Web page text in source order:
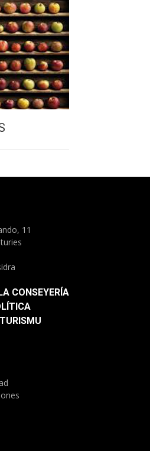
11
CONSEYERÍA